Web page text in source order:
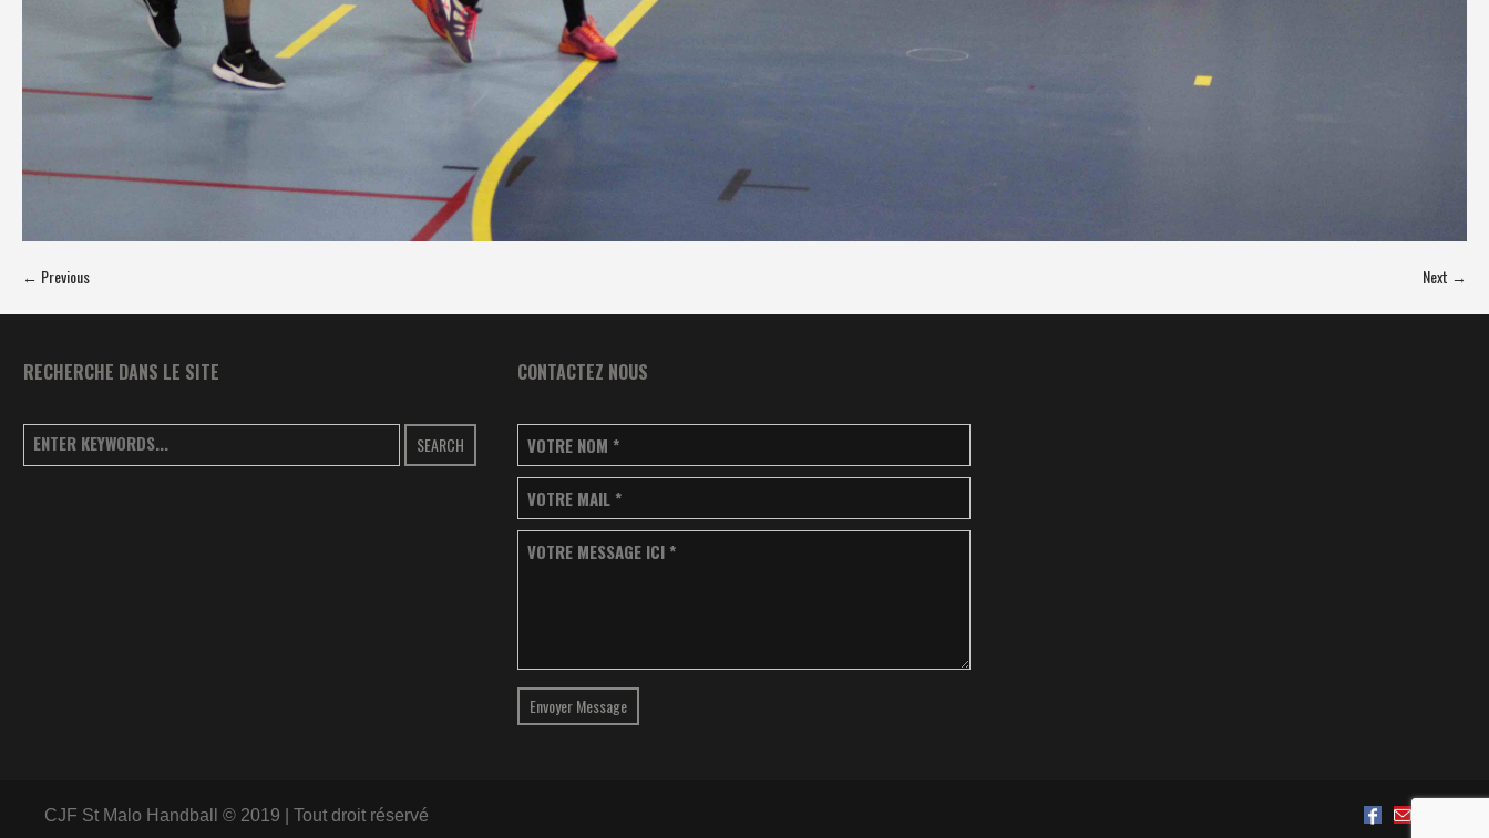
← Previous Next →
RECHERCHE DANS LE SITE
SEARCH
CONTACTEZ NOUS
VOTRE NOM *
VOTRE MAIL *
VOTRE MESSAGE ICI *
Envoyer Message
CJF St Malo Handball © 2019 | Tout droit réservé